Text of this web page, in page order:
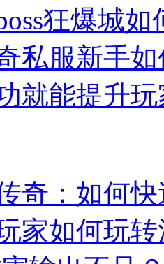
狂爆城
私服新手
就能提升
奇：如何
家如何玩